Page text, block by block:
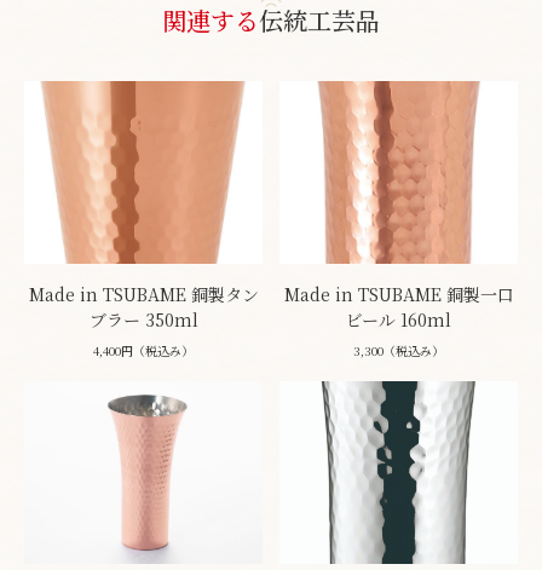
関連する伝統工芸品
Made in TSUBAME 銅製タン
ブラー 350ml
4,400円（税込み）
Made in TSUBAME 銅製一口
ビール 160ml
3,300（税込み）